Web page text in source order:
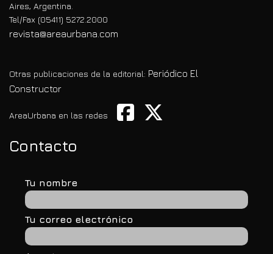
Aires, Argentina.
Tel/Fax (05411) 5272.2000
revista@areaurbana.com
Otras publicaciones de la editorial: Periódico El
Constructor
AreaUrbana en las redes
Contacto
Tu nombre
Tu correo electrónico